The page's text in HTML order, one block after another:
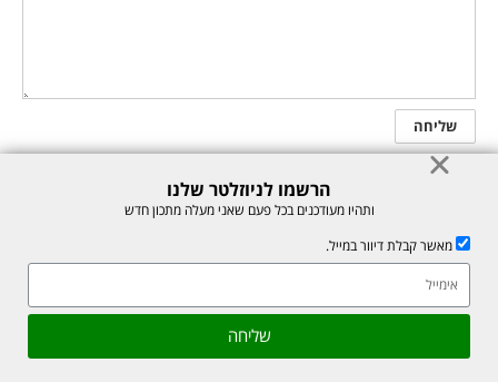
גלילה
לראש
הרשמו לניוזלטר שלנו
ותהיו מעודכנים בכל פעם שאני מעלה מתכון חדש
מאשר קבלת דיוור במייל.
שליחה